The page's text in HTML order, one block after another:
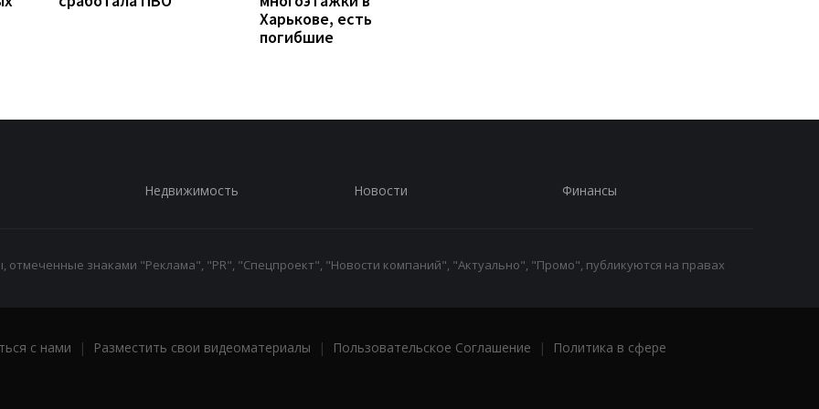
Харькове, есть
погибшие
Недвижимость Новости Финансы
отмеченные знаками "Реклама", "PR", "Спецпроект", "Новости компаний", "Актуально", "Промо", публикуются на правах
с нами | Разместить свои видеоматериалы | Пользовательское Соглашение | Политика в сфере